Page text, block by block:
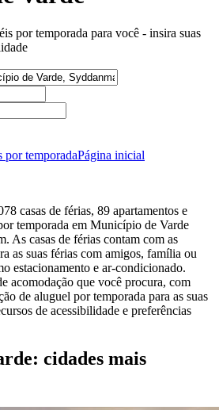
por temporada para você - insira suas
por temporadaPágina inicial
casas de férias, 89 apartamentos e
temporada em Município de Varde
As casas de férias contam com as
as suas férias com amigos, família ou
estacionamento e ar-condicionado.
acomodação que você procura, com
de aluguel por temporada para as suas
de acessibilidade e preferências
cidades mais